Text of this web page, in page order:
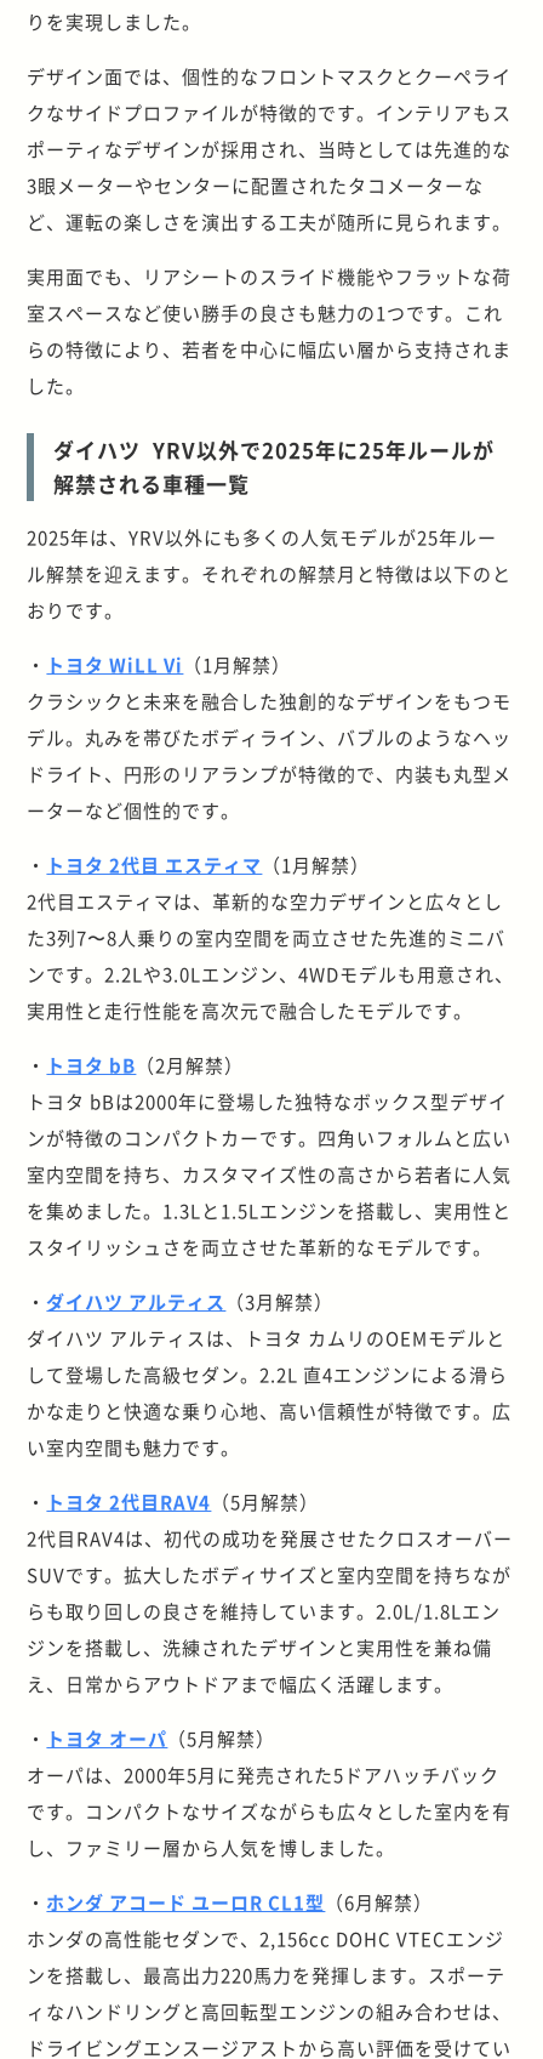
りを実現しました。
デザイン面では、個性的なフロントマスクとクーペライ
クなサイドプロファイルが特徴的です。インテリアもス
ポーティなデザインが採用され、当時としては先進的な
3眼メーターやセンターに配置されたタコメーターな
ど、運転の楽しさを演出する工夫が随所に見られます。
実用面でも、リアシートのスライド機能やフラットな荷
室スペースなど使い勝手の良さも魅力の1つです。これ
らの特徴により、若者を中心に幅広い層から支持されま
した。
ダイハツ YRV以外で2025年に25年ルールが
解禁される車種一覧
2025年は、YRV以外にも多くの人気モデルが25年ルー
ル解禁を迎えます。それぞれの解禁月と特徴は以下のと
おりです。
・ トヨタ WiLL Vi （1月解禁）
クラシックと未来を融合した独創的なデザインをもつモ
デル。丸みを帯びたボディライン、バブルのようなヘッ
ドライト、円形のリアランプが特徴的で、内装も丸型メ
ーターなど個性的です。
・ トヨタ 2代目 エスティマ （1月解禁）
2代目エスティマは、革新的な空力デザインと広々とし
た3列7〜8人乗りの室内空間を両立させた先進的ミニバ
ンです。2.2Lや3.0Lエンジン、4WDモデルも用意され、
実用性と走行性能を高次元で融合したモデルです。
・ トヨタ bB （2月解禁）
トヨタ bBは2000年に登場した独特なボックス型デザイ
ンが特徴のコンパクトカーです。四角いフォルムと広い
室内空間を持ち、カスタマイズ性の高さから若者に人気
を集めました。1.3Lと1.5Lエンジンを搭載し、実用性と
スタイリッシュさを両立させた革新的なモデルです。
・ダイハツ アルティス （3月解禁）
ダイハツ アルティスは、トヨタ カムリのOEMモデルと
して登場した高級セダン。2.2L 直4エンジンによる滑ら
かな走りと快適な乗り心地、高い信頼性が特徴です。広
い室内空間も魅力です。
・ トヨタ 2代目RAV4 （5月解禁）
2代目RAV4は、初代の成功を発展させたクロスオーバー
SUVです。拡大したボディサイズと室内空間を持ちなが
らも取り回しの良さを維持しています。2.0L/1.8Lエン
ジンを搭載し、洗練されたデザインと実用性を兼ね備
え、日常からアウトドアまで幅広く活躍します。
・ トヨタ オーパ （5月解禁）
オーパは、2000年5月に発売された5ドアハッチバック
です。コンパクトなサイズながらも広々とした室内を有
し、ファミリー層から人気を博しました。
・ ホンダ アコード ユーロR CL1型 （6月解禁）
ホンダの高性能セダンで、2,156cc DOHC VTECエンジ
ンを搭載し、最高出力220馬力を発揮します。スポーテ
ィなハンドリングと高回転型エンジンの組み合わせは、
ドライビングエンスージアストから高い評価を受けてい